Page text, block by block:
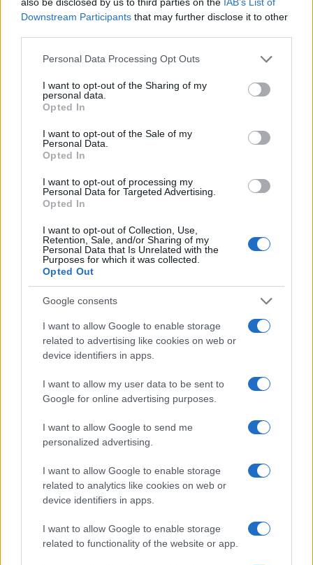
Downstream Participants that may further disclose it to other
Please note that this website/app uses one or more Google
not limited to your visit or usage behaviour. You may click to
grant or deny consent to Google and its third-party tags to
use your data for below specified purposes in below Google
consent section.
Personal Data Processing Opt Outs
I want to opt-out of the Sharing of my
personal data.
Opted In
I want to opt-out of the Sale of my
Personal Data.
Opted In
I want to opt-out of processing my
Personal Data for Targeted Advertising.
Opted In
I want to opt-out of Collection, Use,
Retention, Sale, and/or Sharing of my
Personal Data that Is Unrelated with the
Purposes for which it was collected.
Opted Out
Google consents
I want to allow Google to enable storage
related to advertising like cookies on web or
device identifiers in apps.
I want to allow my user data to be sent to
Google for online advertising purposes.
I want to allow Google to send me
personalized advertising.
I want to allow Google to enable storage
related to analytics like cookies on web or
device identifiers in apps.
I want to allow Google to enable storage
related to functionality of the website or app.
À lire aussi
SPORT
Infos Rédaction · 18 Mar 2026